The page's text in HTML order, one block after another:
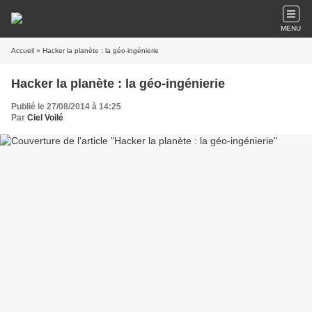
MENU
Accueil » Hacker la planète : la géo-ingénierie
Hacker la planète : la géo-ingénierie
Publié le 27/08/2014 à 14:25
Par Ciel Voilé